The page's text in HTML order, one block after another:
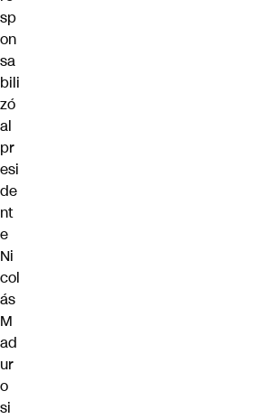
sp
on
sa
bili
zó
al
pr
esi
de
nt
e
Ni
col
ás
M
ad
ur
o
si